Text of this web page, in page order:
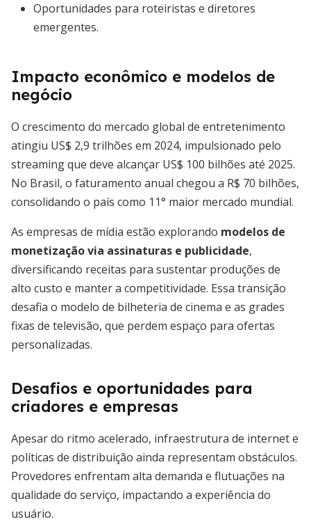
Oportunidades para roteiristas e diretores
emergentes.
Impacto econômico e modelos de
negócio
O crescimento do mercado global de entretenimento
atingiu US$ 2,9 trilhões em 2024, impulsionado pelo
streaming que deve alcançar US$ 100 bilhões até 2025.
No Brasil, o faturamento anual chegou a R$ 70 bilhões,
consolidando o país como 11° maior mercado mundial.
As empresas de mídia estão explorando modelos de
monetização via assinaturas e publicidade,
diversificando receitas para sustentar produções de
alto custo e manter a competitividade. Essa transição
desafia o modelo de bilheteria de cinema e as grades
fixas de televisão, que perdem espaço para ofertas
personalizadas.
Desafios e oportunidades para
criadores e empresas
Apesar do ritmo acelerado, infraestrutura de internet e
políticas de distribuição ainda representam obstáculos.
Provedores enfrentam alta demanda e flutuações na
qualidade do serviço, impactando a experiência do
usuário.